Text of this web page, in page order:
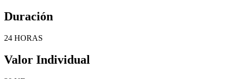
Duración
24 HORAS
Valor Individual